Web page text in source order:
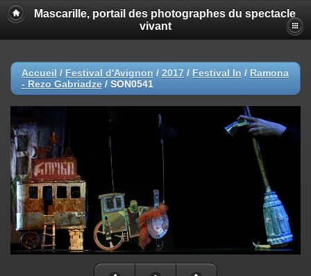
Mascarille, portail des photographes du spectacle
vivant
Accueil / Festival d'Avignon / 2017 / Festival In / Ramona
- Rezo Gabriadze / SON0541